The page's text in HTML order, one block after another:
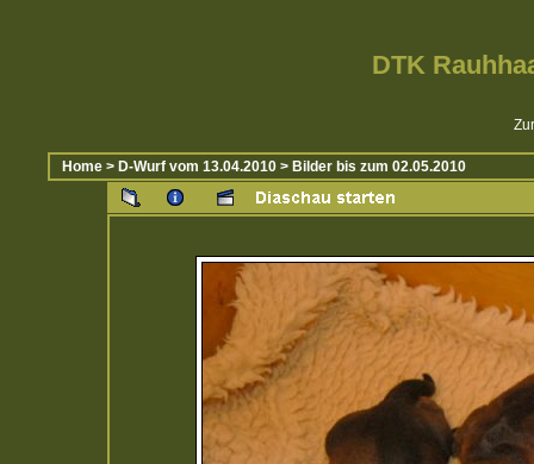
DTK
Home > D-Wurf vom 13.04.2010 > Bilder bis zum 02.05.2010